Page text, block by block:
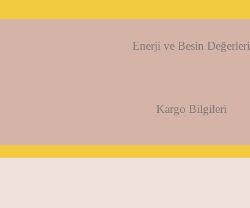
Enerji ve Besin Değerleri
Kargo Bilgileri